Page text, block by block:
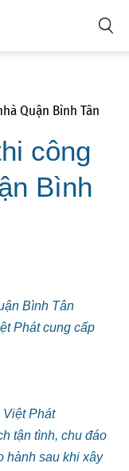
Quận Bình Tân
công
Bình
Bình Tân
Phát cung cấp
Việt Phát
tận tình, chu đáo
hành sau khi xây